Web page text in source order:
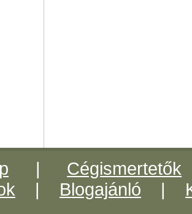
| Cégismertetők
| Blogajánló |